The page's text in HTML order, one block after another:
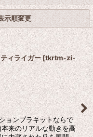
示順変更 閉じる
ィライガー[tkrtm-zi-
ョンプラキットならで
来のリアルな動きを高